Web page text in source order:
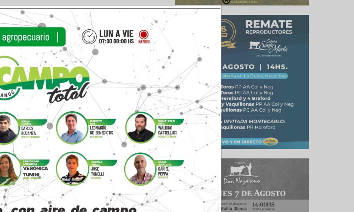
Un comienzo de diciembre
sobre el centro y sur de Argentina y
que está siendo muy
más apagada», concluyó Stella.